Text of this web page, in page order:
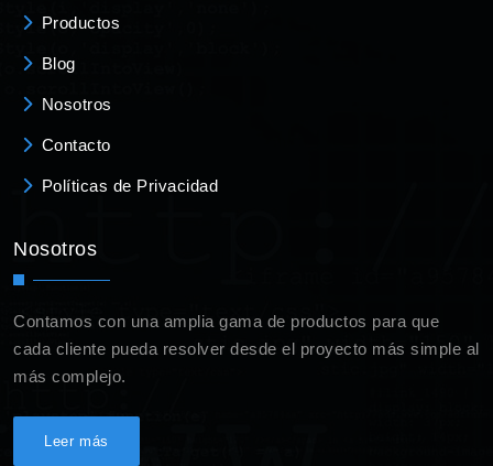
Productos
Blog
Nosotros
Contacto
Políticas de Privacidad
Nosotros
Contamos con una amplia gama de productos para que
cada cliente pueda resolver desde el proyecto más simple al
más complejo.
Leer más